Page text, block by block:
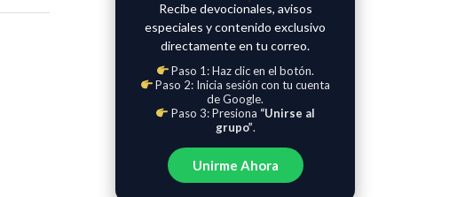
Recibe devocionales, avisos
especiales y contenido exclusivo
directamente en tu correo.
Paso 1: Haz clic en el botón.
Paso 2: Inicia sesión con tu cuenta
de Google.
Paso 3: Presiona “Unirse al
grupo”.
Unirme Ahora